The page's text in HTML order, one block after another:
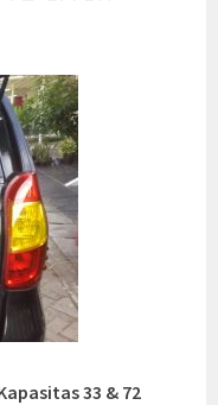
33 & 72